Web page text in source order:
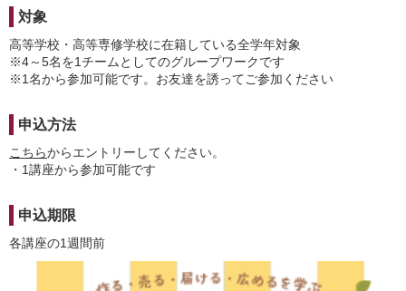
対象
高等学校・高等専修学校に在籍している全学年対象
※4～5名を1チームとしてのグループワークです
※1名から参加可能です。お友達を誘ってご参加ください
申込方法
こちらからエントリーしてください。
・1講座から参加可能です
申込期限
各講座の1週間前